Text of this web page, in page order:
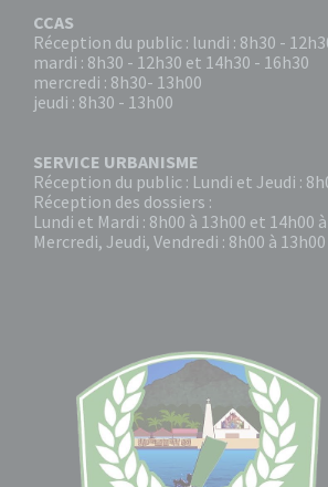
CCAS
Réception du public : lundi : 8h30 -
mardi : 8h30 - 12h30 et 14h30 - 16h30
mercredi : 8h30- 13h00
jeudi : 8h30 - 13h00
SERVICE URBANISME
Réception du public : Lundi et Jeudi :
Réception des dossiers :
Lundi et Mardi : 8h00 à 13h00 et 14h00
Mercredi, Jeudi, Vendredi : 8h00 à 13h00